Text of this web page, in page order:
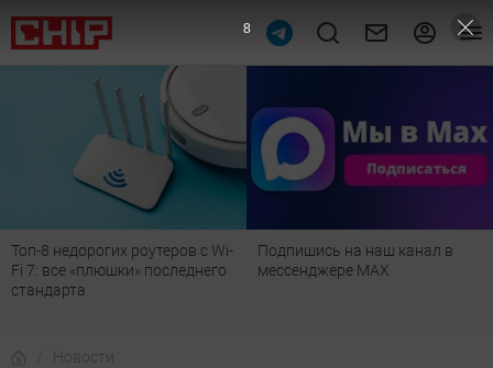
Подпишись на наш канал в
мессенджере МАХ
Рейтинг телевизоров 2026:
лучшие модели для гостиной,
Новости
7